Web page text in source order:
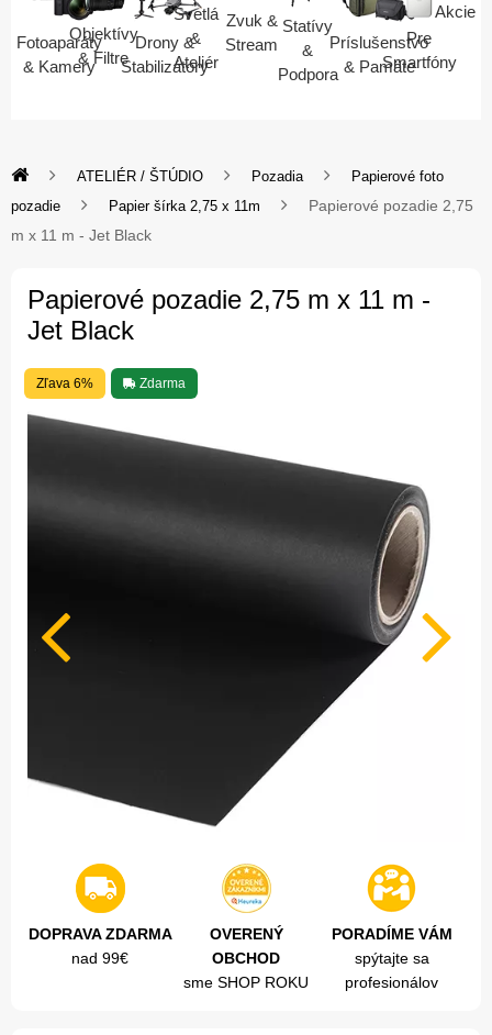
Fotoaparáty
& Kamery
Objektívy
& Filtre
Drony &
Stabilizátory
Svetlá
&
Ateliér
Zvuk &
Stream
Statívy
&
Podpora
Príslušenstvo
& Pamäte
Pre
Smartfóny
Akcie
ATELIÉR / ŠTÚDIO Pozadia
Papierové foto
pozadie
Papier šírka 2,75 x 11m
Papierové pozadie 2,75
m x 11 m - Jet Black
Papierové pozadie 2,75 m x 11 m -
Jet Black
Zľava 6% Zdarma
DOPRAVA ZDARMA
nad 99€
OVERENÝ
OBCHOD
sme SHOP ROKU
PORADÍME VÁM
spýtajte sa
profesionálov